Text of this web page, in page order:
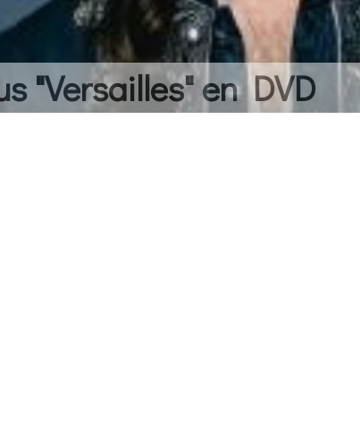
"Versailles" en DVD